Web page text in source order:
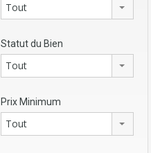
Tout
Statut du Bien
Tout
Prix Minimum
Tout